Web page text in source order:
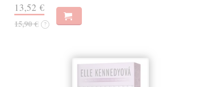
13,52 €
15,90 € ?